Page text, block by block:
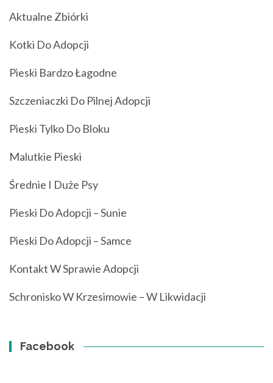
Aktualne Zbiórki
Kotki Do Adopcji
Pieski Bardzo Łagodne
Szczeniaczki Do Pilnej Adopcji
Pieski Tylko Do Bloku
Malutkie Pieski
Średnie I Duże Psy
Pieski Do Adopcji – Sunie
Pieski Do Adopcji – Samce
Kontakt W Sprawie Adopcji
Schronisko W Krzesimowie – W Likwidacji
Facebook